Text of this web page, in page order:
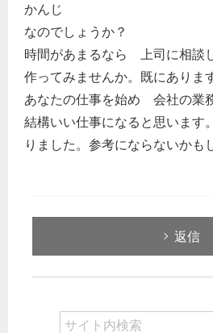
かんじ
なのでしょうか？
時間があまるなら 上司に相談
作ってみませんか。既にありま
あなたの仕事を始め 会社の業
結構いい仕事になると思いま
りました。参考にならないかも
返信